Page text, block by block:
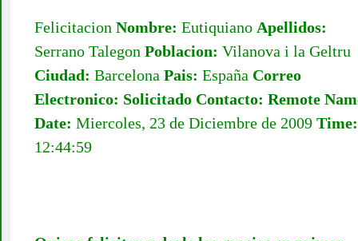
Felicitacion Nombre: Eutiquiano Apellidos:
Serrano Talegon Poblacion: Vilanova i la Geltru
Ciudad: Barcelona Pais: España Correo
Electronico: Solicitado Contacto: Remote
Date: Miercoles, 23 de Diciembre de 2009 Time:
12:44:59